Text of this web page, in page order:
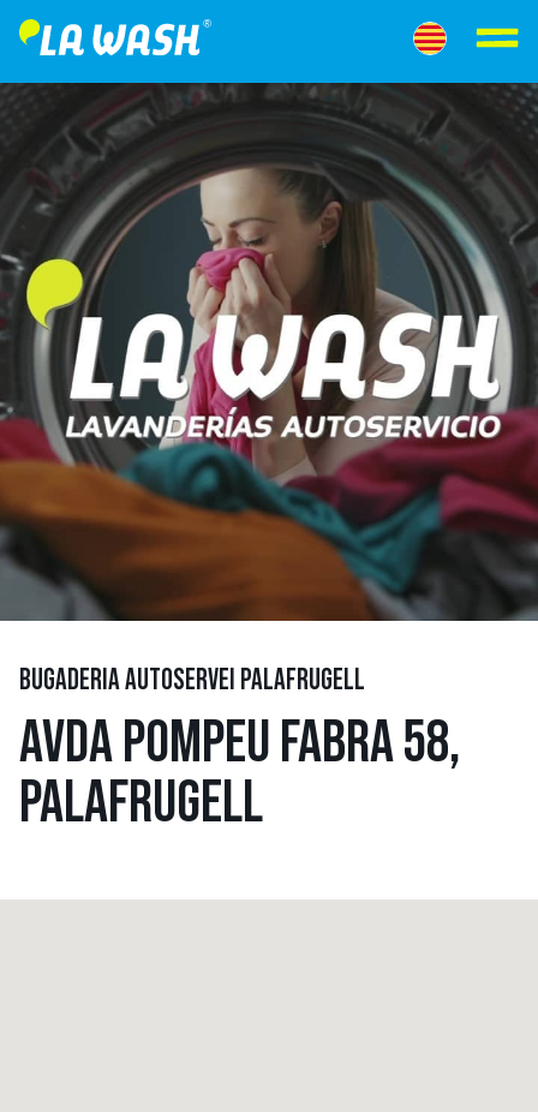
BUGADERIA AUTOSERVEI PALAFRUGELL
AVDA POMPEU FABRA 58,
PALAFRUGELL